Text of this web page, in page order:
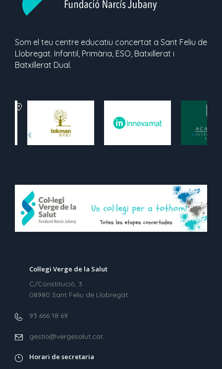
Som el teu centre educatiu concertat a Sant Feliu de
Llobregat. Infantil, Primària, ESO, Batxillerat i
Batxillerat Dual.
Col·legi Verge de la Salut
C/Constitució, 3
08980 Sant Feliu de Llobregat
93 666 18 69
gestio@vergesalut.cat
Horari de secretaria